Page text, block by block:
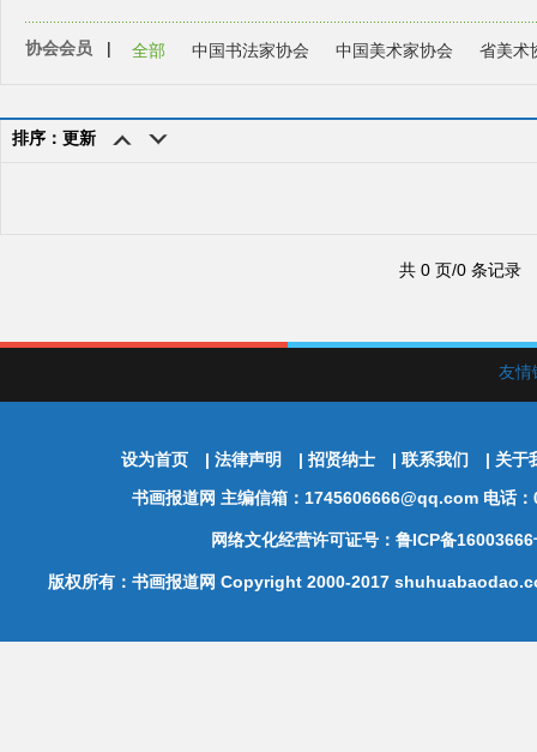
协会会员 | 全部 中国书法家协会 中国美术家协会 省美术
排序：更新
共 0 页/0 条记录
友
设为首页 | 法律声明 | 招贤纳士 | 联系我们 | 关于
书画报道网 主编信箱：1745606666@qq.com 电话
网络文化经营许可证号：鲁ICP备
版权所有：书画报道网 Copyright 2000-2017